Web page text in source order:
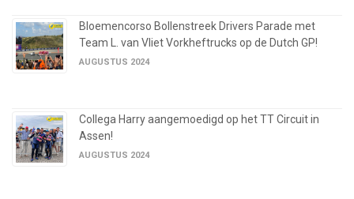
Bloemencorso Bollenstreek Drivers Parade met
Team L. van Vliet Vorkheftrucks op de Dutch GP!
AUGUSTUS 2024
Collega Harry aangemoedigd op het TT Circuit in
Assen!
AUGUSTUS 2024